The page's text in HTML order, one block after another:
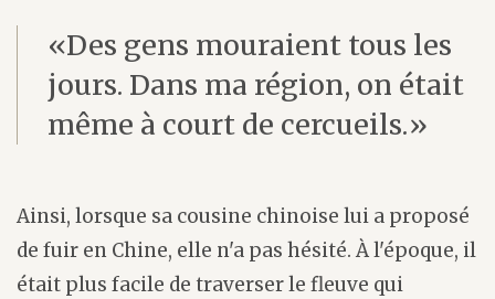
«Des gens mouraient tous les
jours. Dans ma région, on était
même à court de cercueils.»
Ainsi, lorsque sa cousine chinoise lui a proposé
de fuir en Chine, elle n'a pas hésité. À l'époque, il
était plus facile de traverser le fleuve qui